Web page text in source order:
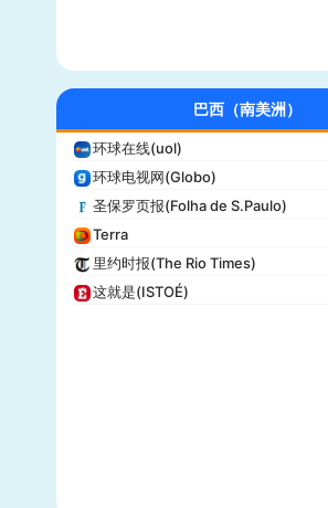
Vice
商业内幕(Business Insider)
iHeartRadio
纽约客(New Yorker)
娱乐周刊(Entertainment Weekly)
芝加哥论坛报(Chicago Tribune)
财富(Fortune)
纽约每日新闻(New York Daily News)
巴西（南美洲）
环球在线(uol)
环球电视网(Globo)
圣保罗页报(Folha de S.Paulo)
Terra
里约时报(The Rio Times)
这就是(ISTOÉ)